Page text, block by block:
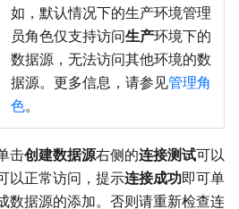
如，默认情况下的生产环境管理
员角色仅支持访问生产环境下的
数据源，无法访问其他环境的数
据源。更多信息，请参见管理角
色。
击创建数据源右侧的连接测试可以
以正常访问，提示连接成功即可单
数据源的添加。否则请重新检查连